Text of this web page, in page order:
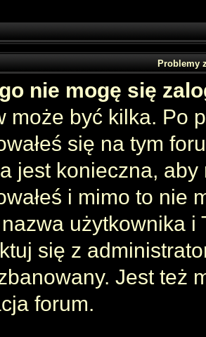
Problemy
nie mogę się
może być kilka. Po
się na tym
jest konieczna,
i mimo to nie
użytkownika i
się z
Jest też
forum.